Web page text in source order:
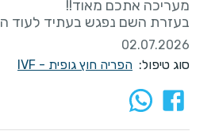
בעזרת השם נפגש בעתיד לעוד
02.07.2026
סוג טיפול: הפריה חוץ גופית - IVF